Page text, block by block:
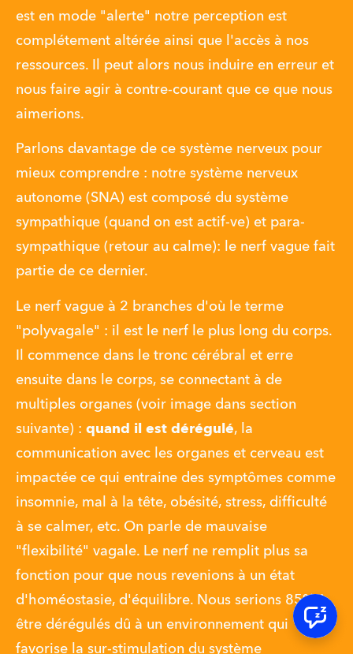
est en mode "alerte" notre perception est
complétement altérée ainsi que l'accès à nos
ressources. Il peut alors nous induire en erreur et
nous faire agir à contre-courant que ce que nous
aimerions.
Parlons davantage de ce système nerveux pour
mieux comprendre : notre système nerveux
autonome (SNA) est composé du système
sympathique (quand on est actif-ve) et para-
sympathique (retour au calme): le nerf vague fait
partie de ce dernier.
Le nerf vague à 2 branches d'où le terme
"polyvagale" : il est le nerf le plus long du corps.
Il commence dans le tronc cérébral et erre
ensuite dans le corps, se connectant à de
multiples organes (voir image dans section
suivante) : quand il est dérégulé, la
communication avec les organes et cerveau est
impactée ce qui entraine des symptômes comme
insomnie, mal à la tête, obésité, stress, difficulté
à se calmer, etc. On parle de mauvaise
"flexibilité" vagale. Le nerf ne remplit plus sa
fonction pour que nous revenions à un état
d'homéostasie, d'équilibre. Nous serions 85% à
être dérégulés dû à un environnement qui
favorise la sur-stimulation du système